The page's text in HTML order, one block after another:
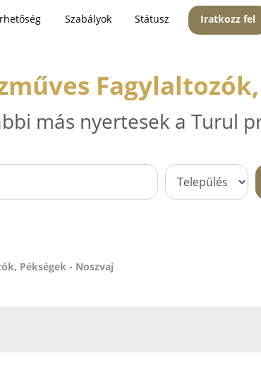
Szabályok Státusz Iratkozz fel
más nyertesek a Turul
Pékségek - Noszvaj